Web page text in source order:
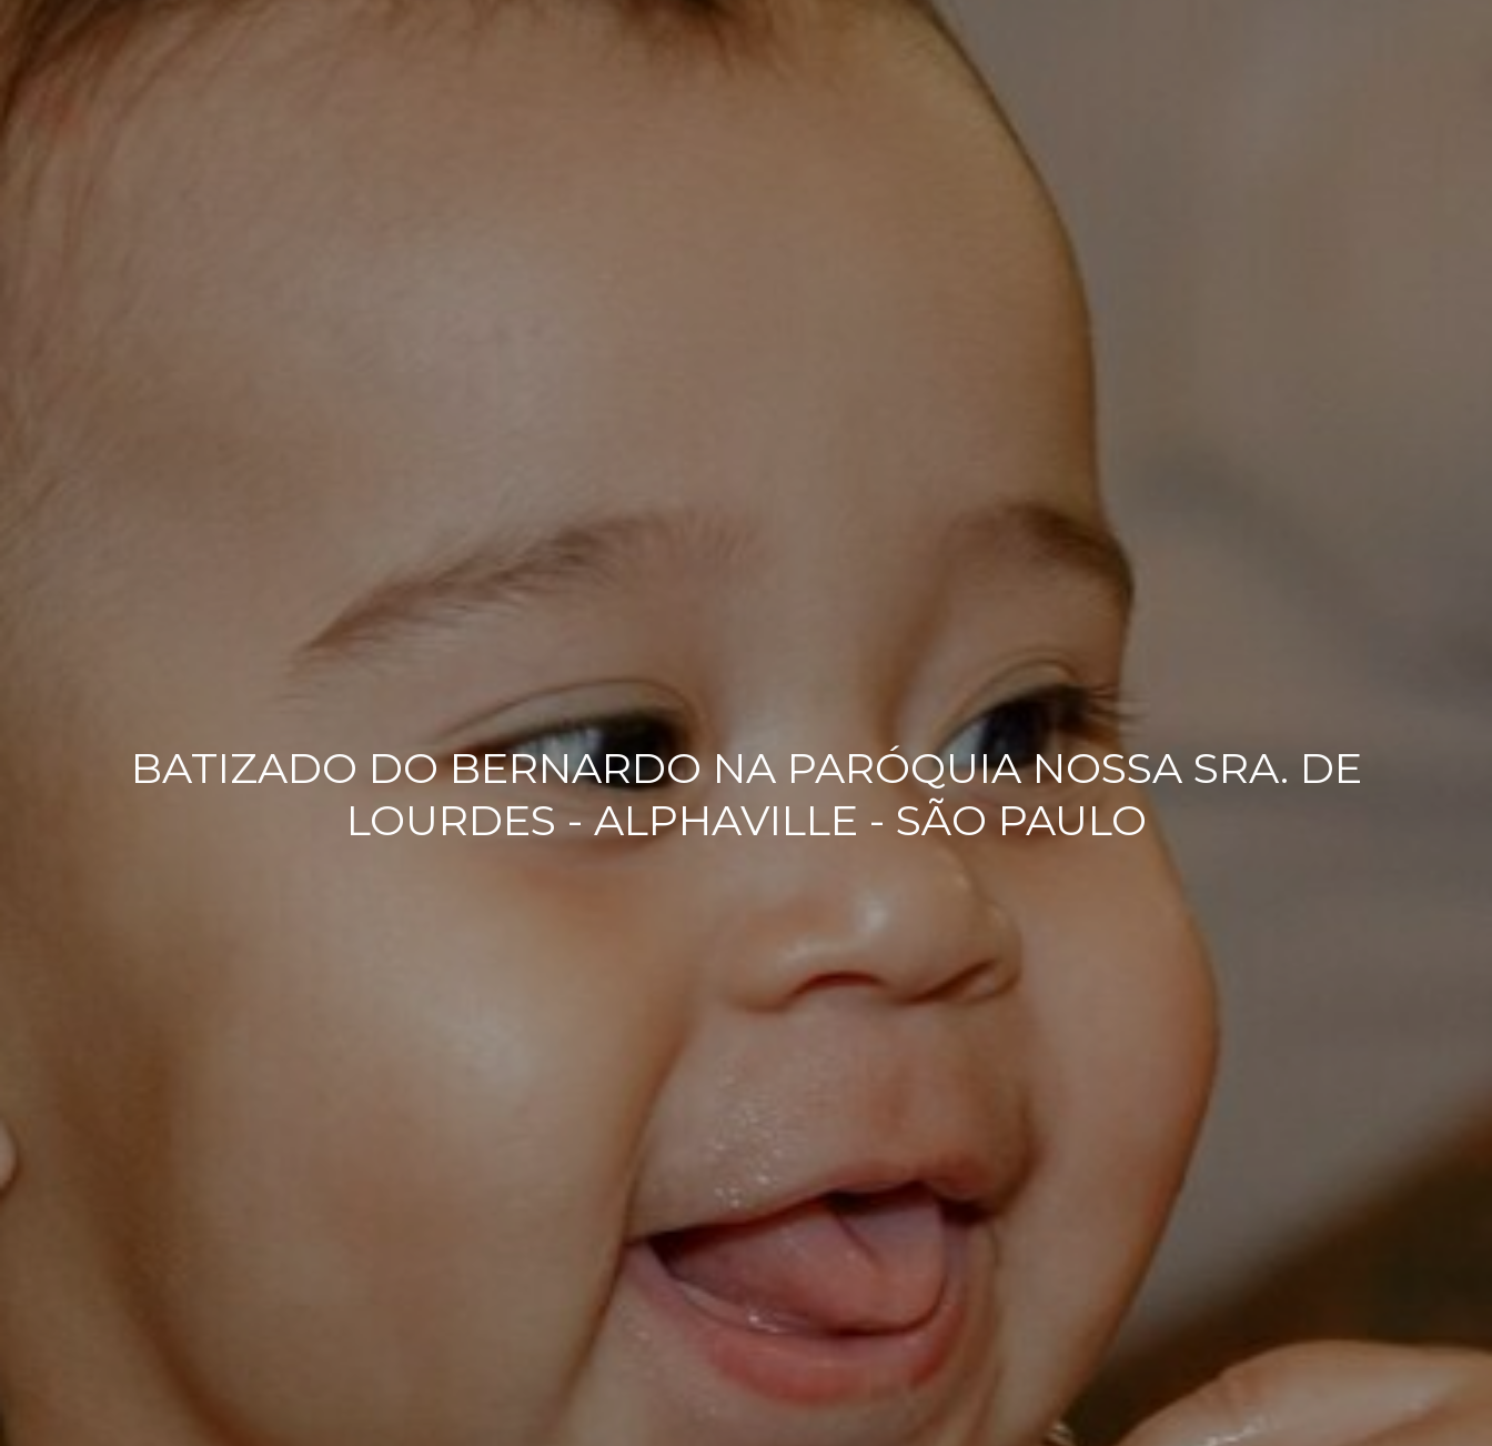
BATIZADO DO BERNARDO NA PARÓQUIA NOSSA SRA. DE
LOURDES - ALPHAVILLE - SÃO PAULO